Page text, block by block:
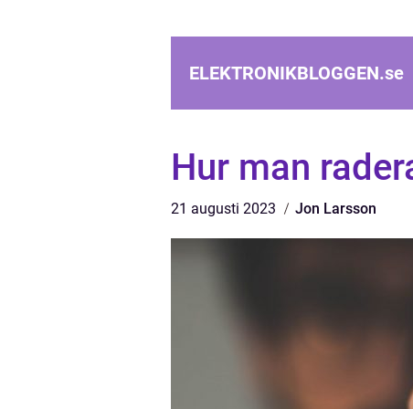
ELEKTRONIKBLOGGEN.se
Hur man
21 augusti 2023 Jon Larsson